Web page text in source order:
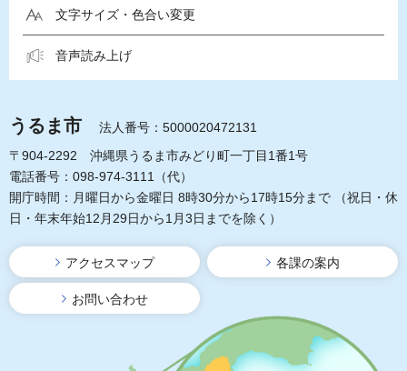
文字サイズ・色合い変更
音声読み上げ
うるま市
法人番号：5000020472131
〒904-2292 沖縄県うるま市みどり町一丁目1番1号
電話番号：098-974-3111（代）
開庁時間：月曜日から金曜日 8時30分から17時15分まで
（祝日・休
日・年末年始12月29日から1月3日までを除く）
アクセスマップ 各課の案内
お問い合わせ